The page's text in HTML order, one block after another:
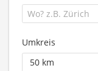
Umkreis